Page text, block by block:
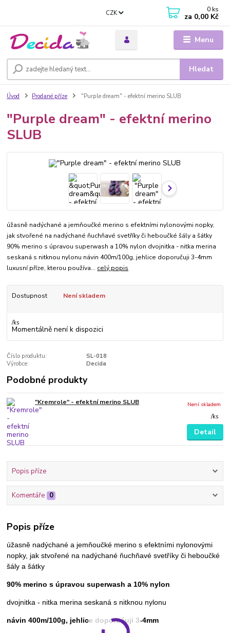
Menu
CZK
Hledat
0 ks
za 0,00 Kč
Úvod Prodané příze "Purple dream" - efektní merino SLUB
"Purple dream" - efektní merino
SLUB
úžasně nadýchané a jemňoučké merino s efektními nylonovými nopky,
jak stvořené na nadýchané ňuchňavé svetříky či heboučké šály a šátky
90% merino s úpravou superwash a 10% nylon dvojnitka - nitka merina
seskaná s nitknou nylonu návin 400m/100g, jehlice doporučuji 3-4mm
luxusní příze, kterou používa... celý popis
Dostupnost Není skladem
/ks
Momentálně není k dispozici
Číslo produktu:
SL-018
Výrobce:
Decida
Podobné produkty
"Kremrole" - efektní merino SLUB
/ks
Není skladem
Detail
Popis příze
Komentáře 0
Popis příze
úžasně nadýchané a jemňoučké merino s efektními nylonovými
nopky, jak stvořené na nadýchané ňuchňavé svetříky či heboučké
šály a šátky
90% merino s úpravou superwash a 10% nylon
dvojnitka - nitka merina seskaná s nitknou nylonu
návin 400m/100g, jehlice doporučuji 3-4mm